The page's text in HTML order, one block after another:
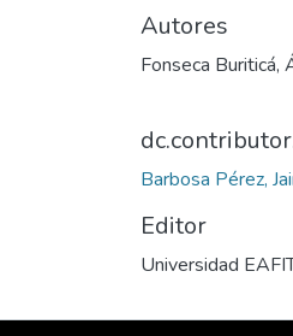
Autores
Fonseca Buriticá,
Barbosa Pérez,
Editor
Universidad